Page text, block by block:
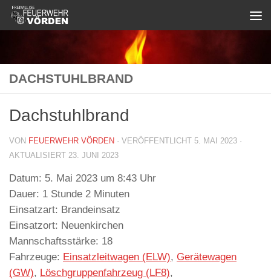
Zum Inhalt springen
DACHSTUHLBRAND
Dachstuhlbrand
VON FEUERWEHR VÖRDEN · VERÖFFENTLICHT 5. MAI 2023 ·
AKTUALISIERT 23. JUNI 2023
Datum: 5. Mai 2023 um 8:43 Uhr
Dauer: 1 Stunde 2 Minuten
Einsatzart: Brandeinsatz
Einsatzort: Neuenkirchen
Mannschaftsstärke: 18
Fahrzeuge: Einsatzleitwagen (ELW), Gerätewagen
(GW), Löschgruppenfahrzeug (LF8),